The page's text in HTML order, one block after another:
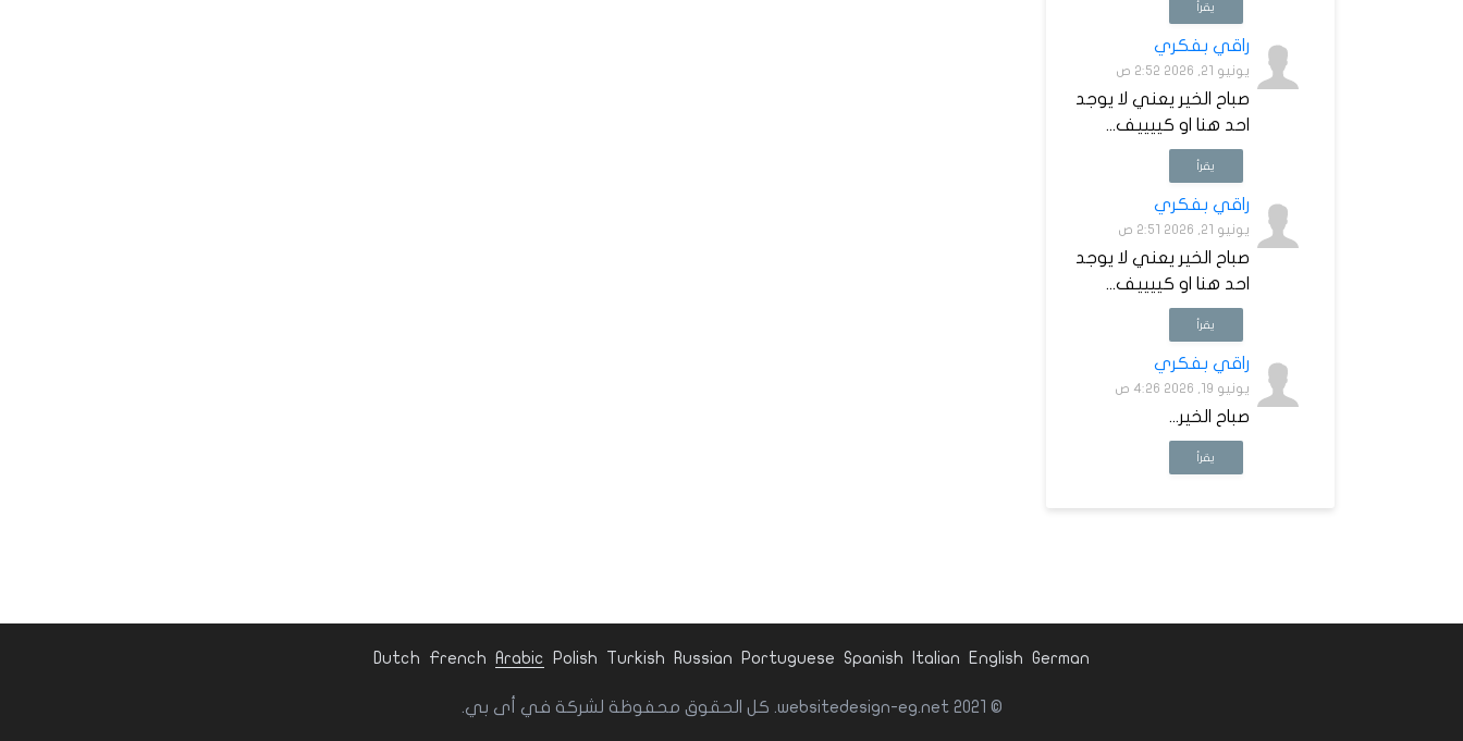
يقرأ
راقي بفكري
يونيو 21, 2026 2:52 ص
صباح الخير يعني لا يوجد
احد هنا او كييييف...
يقرأ
راقي بفكري
يونيو 21, 2026 2:51 ص
صباح الخير يعني لا يوجد
احد هنا او كييييف...
يقرأ
راقي بفكري
يونيو 19, 2026 4:26 ص
صباح الخير...
يقرأ
German
English
Italian
Spanish
Portuguese
Russian
Turkish
Polish
Arabic
French
Dutch
© websitedesign-eg.net 2021. كل الحقوق محفوظة لشركة في أى بي.